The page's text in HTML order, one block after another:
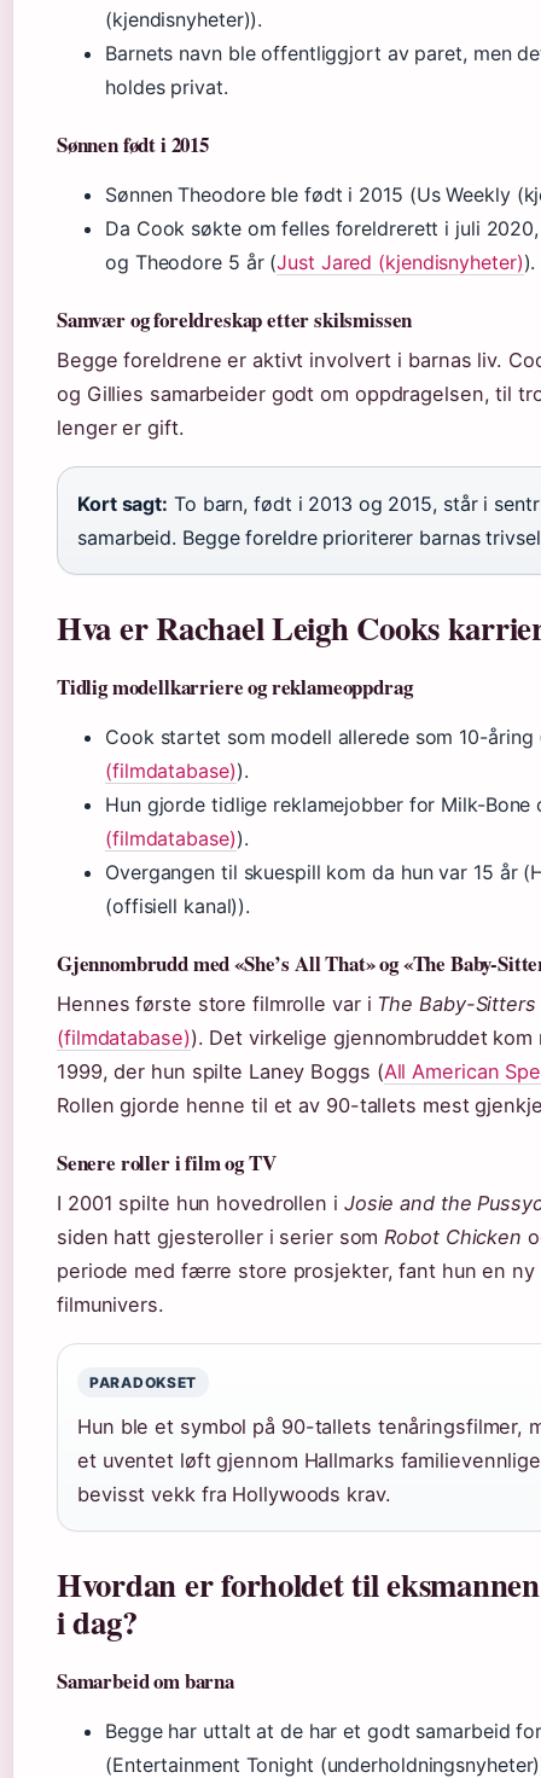
(kjendisnyheter)).
Barnets navn ble offentliggjort av paret, men
holdes privat.
Sønnen født i 2015
Sønnen Theodore ble født i 2015 (Us Weekly
Da Cook søkte om felles foreldrerett i juli
og Theodore 5 år (Just Jared (kjendisnyheter)).
Samvær og foreldreskap etter skilsmissen
Begge foreldrene er aktivt involvert i barnas liv.
og Gillies samarbeider godt om oppdragelsen, til
lenger er gift.
Kort sagt: To barn, født i 2013 og 2015, står i
samarbeid. Begge foreldre prioriterer barnas
Hva er Rachael Leigh Cooks
Tidlig modellkarriere og reklameoppdrag
Cook startet som modell allerede som 10-åring
(filmdatabase)).
Hun gjorde tidlige reklamejobber for Milk-Bone
(filmdatabase)).
Overgangen til skuespill kom da hun var 15 år
(offisiell kanal)).
Gjennombrudd med «She’s All That» og «The Baby-
Hennes første store filmrolle var i The Baby-Sitters
(filmdatabase)). Det virkelige gjennombruddet
1999, der hun spilte Laney Boggs (All American
Rollen gjorde henne til et av 90-tallets mest
Senere roller i film og TV
I 2001 spilte hun hovedrollen i Josie and the
siden hatt gjesteroller i serier somRobot Chicken
periode med færre store prosjekter, fant hun en ny
filmunivers.
PARADOKSET
Hun ble et symbol på 90-tallets tenåringsfilmer,
et uventet løft gjennom Hallmarks
bevisst vekk fra Hollywoods krav.
Hvordan er forholdet til
i dag?
Samarbeid om barna
Begge har uttalt at de har et godt samarbeid
(Entertainment Tonight